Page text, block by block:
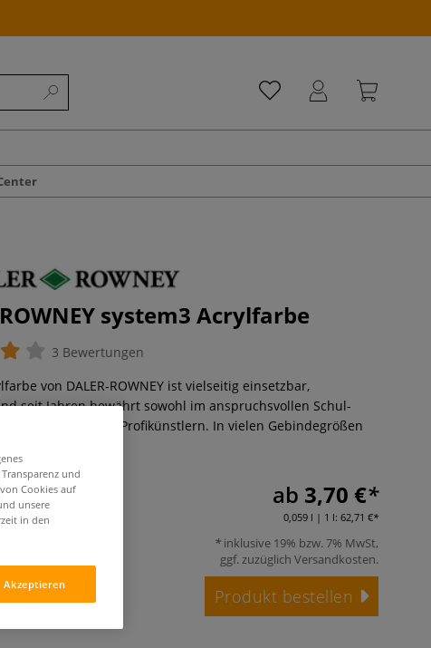
system3 Acrylfarbe
3 Bewertungen
von DALER-ROWNEY ist vielseitig einsetzbar,
seit Jahren bewährt sowohl im anspruchsvollen Schul-
als auch bei Profikünstlern. In vielen Gebindegrößen
ab 3,70 €
0,059 l | 1 l: 62,71 €
inklusive 19% bzw. 7% MwSt,
ggf. zuzüglich Versandkosten.
Produkt bestellen
und
Cookies auf
unsere
in den
Akzeptieren